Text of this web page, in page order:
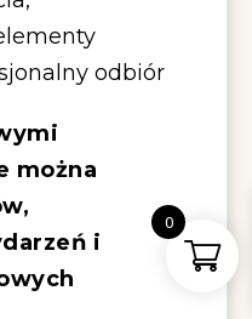
odbiór
można
i
0